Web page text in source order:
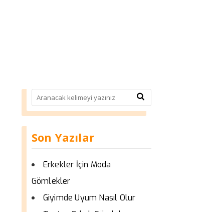
Son Yazılar
Erkekler İçin Moda
Gömlekler
Giyimde Uyum Nasıl Olur